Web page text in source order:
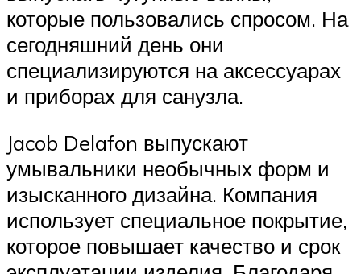
которые пользовались спросом. На
сегодняшний день они
специализируются на аксессуарах
и приборах для санузла.
Jacob Delafon выпускают
умывальники необычных форм и
изысканного дизайна. Компания
использует специальное покрытие,
которое повышает качество и срок